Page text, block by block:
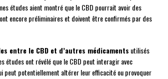
études aient montré que le CBD pourrait avoir des
encore préliminaires et doivent être confirmés par des
entre le CBD et d’autres médicaments utilisés
ont révélé que le CBD peut interagir avec
peut potentiellement altérer leur efficacité ou provoquer